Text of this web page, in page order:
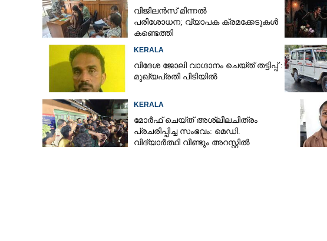
വിജിലൻസ് മിന്നൽ
പരിശോധന; വ്യാപക ക്രമക്കേടുകൾ
കണ്ടെത്തി
KERALA
വിദേശ ജോലി വാഗ്ദാനം ചെയ്ത് തട്ടിപ്പ് :
മുഖ്യപ്രതി പിടിയിൽ
KERALA
മോർഫ് ചെയ്ത് അശ്ലീലചിത്രം
പ്രചരിപ്പിച്ച സംഭവം: മെഡി.
വിദ്യാർത്ഥി വീണ്ടും അറസ്റ്റിൽ